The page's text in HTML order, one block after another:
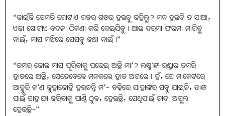
“କାଇଁକି ସେମତି ଗୋଟାଏ ଗଡ଼ର ଗଡ଼ର ହଉଚୁ କହିଲୁ? ମନ ହଉଚି ତ ଯାଆ,
ଏକା ଗୋଟାଏ ବଦଳା ଠିକଣା କରି ଦେଇଯିବୁ। ଆଉ ଦରମା ଫରମା ମାଗିବୁ
ନାଇଁ, ମାସ ମଝିରେ ସେସବୁ କଥା ନାଇଁ।”
“ତମର କୋଉ ମାସ ପୂରିବାକୁ ପରେଇ ଅଛି ମା’? ଲକ୍ଷ୍ମୀଙ୍କ ଭଣ୍ଡାର ତମରି
ହାତରେ ଅଛି, ଯେତେବେଳେ ମନକଲେ ହାତ ଅଗରେ। ହଁ, ସେ ମାକେଟରେ
ଆହୁରି କ’ଣ କୁହାକୋହି ହଉଚନ୍ତି ମ’- ବଢ଼ିରେ ଯାହାଙ୍କର ସବୁ ଯାଇଚି, ତାଙ୍କ
ପାଇଁ ସାହାଯ୍ୟ କରିବାକୁ ପାଣ୍ଠି ଠୁଳ, ହେଉଛି, ସେଥିପାଇଁ ଚାନ୍ଦା ଅସୁଲ
ହେଉଛି-”